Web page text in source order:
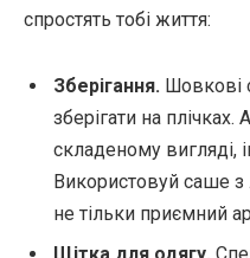
спростять тобі життя:
Зберігання. Шовкові
зберігати на
складеному вигляді,
Використовуй саше
не тільки приємний
Щітка для одягу.